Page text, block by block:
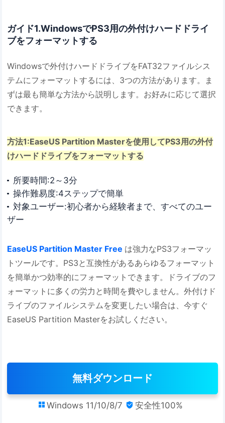
ガイド1.WindowsでPS3用の外付けハードドライ
ブをフォーマットする
Windowsで外付けハードドライブをFAT32ファイルシス
テムにフォーマットするには、3つの方法があります。ま
ずは最も簡単な方法から説明します。お好みに応じて選択
できます。
方法1:EaseUS Partition Masterを使用してPS3用の外付
けハードドライブをフォーマットする
所要時間:2～3分
操作難易度:4ステップで簡単
対象ユーザー:初心者から経験者まで、すべてのユー
ザー
EaseUS Partition Master Free は強力なPS3フォーマッ
トツールです。PS3と互換性があるあらゆるフォーマット
を簡単かつ効率的にフォーマットできます。ドライブのフ
ォーマットに多くの労力と時間を費やしません。外付けド
ライブのファイルシステムを変更したい場合は、今すぐ
EaseUS Partition Masterをお試しください。
無料ダウンロード
 Windows 11/10/8/7  安全性100%